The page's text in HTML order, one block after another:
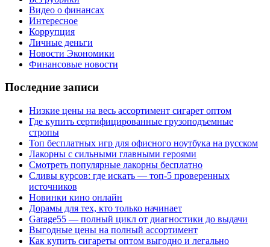
Видео о финансах
Интересное
Коррупция
Личные деньги
Новости Экономики
Финансовые новости
Последние записи
Низкие цены на весь ассортимент сигарет оптом
Где купить сертифицированные грузоподъемные
стропы
Топ бесплатных игр для офисного ноутбука на русском
Лакорны с сильными главными героями
Смотреть популярные лакорны бесплатно
Сливы курсов: где искать — топ-5 проверенных
источников
Новинки кино онлайн
Дорамы для тех, кто только начинает
Garage55 — полный цикл от диагностики до выдачи
Выгодные цены на полный ассортимент
Как купить сигареты оптом выгодно и легально